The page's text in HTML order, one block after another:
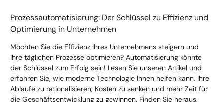
Prozessautomatisierung: Der Schlüssel zu Effizienz und
Optimierung in Unternehmen
Möchten Sie die Effizienz Ihres Unternehmens steigern und
Ihre täglichen Prozesse optimieren? Automatisierung könnte
der Schlüssel zum Erfolg sein! Lesen Sie unseren Artikel und
erfahren Sie, wie moderne Technologie Ihnen helfen kann, Ihre
Abläufe zu rationalisieren, Kosten zu senken und mehr Zeit für
die Geschäftsentwicklung zu gewinnen. Finden Sie heraus,